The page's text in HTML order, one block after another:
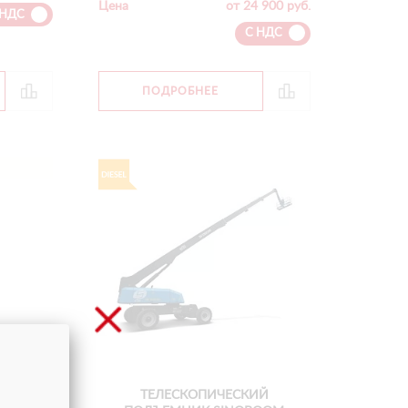
Цена от 24 900 руб.
С НДС
ПОДРОБНЕЕ
ТЕЛЕСКОПИЧЕСКИЙ